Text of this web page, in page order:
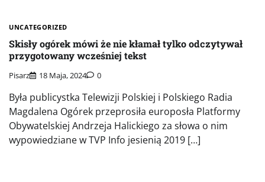
UNCATEGORIZED
Skisły ogórek mówi że nie kłamał tylko odczytywał
przygotowany wcześniej tekst
Pisarz 18 Maja, 2024 0
Była publicystka Telewizji Polskiej i Polskiego Radia
Magdalena Ogórek przeprosiła europosła Platformy
Obywatelskiej Andrzeja Halickiego za słowa o nim
wypowiedziane w TVP Info jesienią 2019 […]